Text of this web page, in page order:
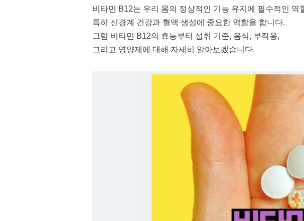
비타민 B12는 우리 몸의 정상적인 기능 유지에 필수적인 역
특히 신경계 건강과 혈액 생성에 중요한 역할을 합니다.
그럼 비타민 B12의 효능부터 섭취 기준, 음식, 부작용,
그리고 영양제에 대해 자세히 알아보겠습니다.